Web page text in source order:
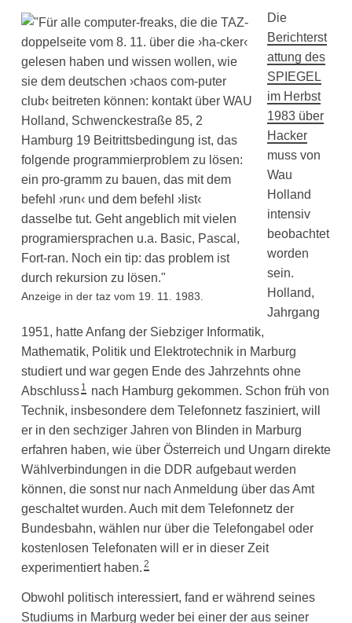
Anzeige in der taz vom 19. 11. 1983.
Die
Berichterst
attung des
SPIEGEL
im Herbst
1983 über
Hacker
muss von
Wau
Holland
intensiv
beobachtet
worden
sein.
Holland,
Jahrgang
1951, hatte Anfang der Siebziger Informatik,
Mathematik, Politik und Elektrotechnik in Marburg
studiert und war gegen Ende des Jahrzehnts ohne
Abschluss 1 nach Hamburg gekommen. Schon früh von
Technik, insbesondere dem Telefonnetz fasziniert, will
er in den sechziger Jahren von Blinden in Marburg
erfahren haben, wie über Österreich und Ungarn direkte
Wählverbindungen in die DDR aufgebaut werden
können, die sonst nur nach Anmeldung über das Amt
geschaltet wurden. Auch mit dem Telefonnetz der
Bundesbahn, wählen nur über die Telefongabel oder
kostenlosen Telefonaten will er in dieser Zeit
experimentiert haben. 2
Obwohl politisch interessiert, fand er während seines
Studiums in Marburg weder bei einer der aus seiner